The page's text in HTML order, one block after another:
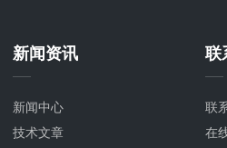
新闻资讯
新闻中心
技术文章
联
联
在